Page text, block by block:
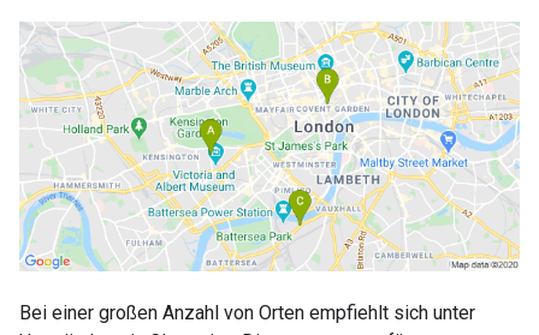
Bei einer großen Anzahl von Orten empfiehlt sich unter